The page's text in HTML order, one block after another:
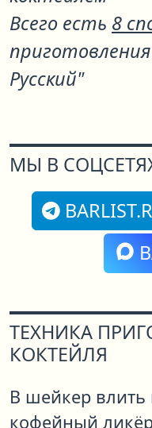
Всего есть 8
Русский"
МЫ В
ТЕХНИКА
КОКТЕЙЛЯ
В шейкер влить
кофейный